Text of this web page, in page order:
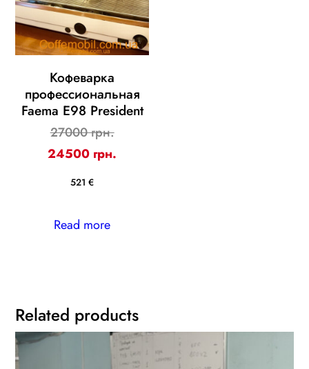
Кофеварка
профессиональная
Faema E98 President
27000 грн.Original
price
24500 грн.
521 €
Read more
Related products